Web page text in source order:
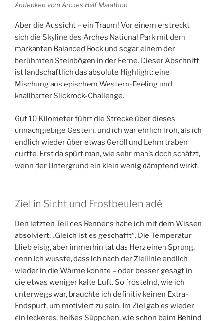
Andenken vom Arches Half Marathon
Aber die Aussicht – ein Traum! Vor einem erstreckt
sich die Skyline des Arches National Park mit dem
markanten Balanced Rock und sogar einem der
berühmten Steinbögen in der Ferne. Dieser Abschnitt
ist landschaftlich das absolute Highlight: eine
Mischung aus epischem Western-Feeling und
knallharter Slickrock-Challenge.
Gut 10 Kilometer führt die Strecke über dieses
unnachgiebige Gestein, und ich war ehrlich froh, als ich
endlich wieder über etwas Geröll und Lehm traben
durfte. Erst da spürt man, wie sehr man’s doch schätzt,
wenn der Untergrund ein klein wenig dämpfend wirkt.
Ziel in Sicht und Frostbeulen adé
Den letzten Teil des Rennens habe ich mit dem Wissen
absolviert: „Gleich ist es geschafft“. Die Temperatur
blieb eisig, aber immerhin tat das Herz einen Sprung,
denn ich wusste, dass ich nach der Ziellinie endlich
wieder in die Wärme konnte – oder besser gesagt in
die etwas weniger kalte Luft. So fröstelnd, wie ich
unterwegs war, brauchte ich definitiv keinen Extra-
Endspurt, um motiviert zu sein. Im Ziel gab es wieder
ein leckeres, heißes Süppchen, wie schon beim Behind